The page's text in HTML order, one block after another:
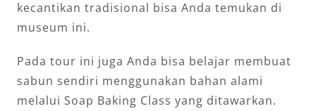
kecantikan tradisional bisa Anda temukan di
museum ini.
Pada tour ini juga Anda bisa belajar membuat
sabun sendiri menggunakan bahan alami
melalui Soap Baking Class yang ditawarkan.